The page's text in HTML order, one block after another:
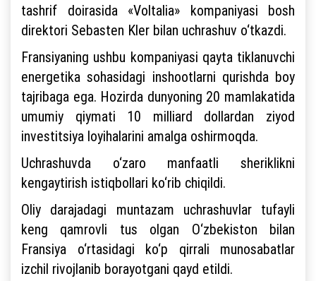
tashrif doirasida «Voltalia» kompaniyasi bosh
direktori Sebasten Kler bilan uchrashuv o‘tkazdi.
Fransiyaning ushbu kompaniyasi qayta tiklanuvchi
energetika sohasidagi inshootlarni qurishda boy
tajribaga ega. Hozirda dunyoning 20 mamlakatida
umumiy qiymati 10 milliard dollardan ziyod
investitsiya loyihalarini amalga oshirmoqda.
Uchrashuvda o‘zaro manfaatli sheriklikni
kengaytirish istiqbollari ko‘rib chiqildi.
Oliy darajadagi muntazam uchrashuvlar tufayli
keng qamrovli tus olgan O‘zbekiston bilan
Fransiya o‘rtasidagi ko‘p qirrali munosabatlar
izchil rivojlanib borayotgani qayd etildi.